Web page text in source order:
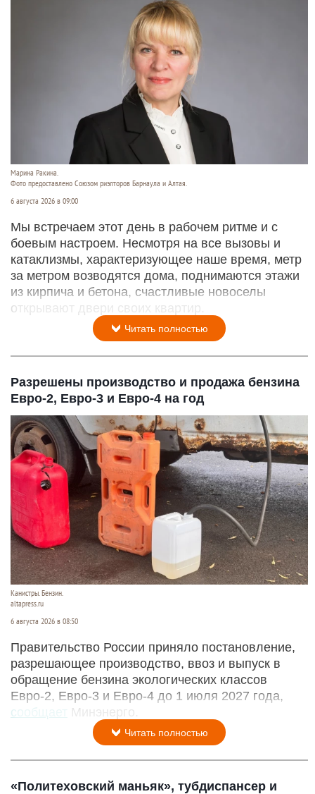
Марина Ракина.
Фото предоставлено Союзом риэлторов Барнаула и Алтая.
6 августа 2026 в 09:00
Мы встречаем этот день в рабочем ритме и с
боевым настроем. Несмотря на все вызовы и
катаклизмы, характеризующее наше время, метр
за метром возводятся дома, поднимаются этажи
из кирпича и бетона, счастливые новоселы
открывают двери своих квартир.
Читать полностью
Разрешены производство и продажа бензина
Евро-2, Евро-3 и Евро-4 на год
Канистры. Бензин.
altapress.ru
6 августа 2026 в 08:50
Правительство России приняло постановление,
разрешающее производство, ввоз и выпуск в
обращение бензина экологических классов
Евро-2, Евро-3 и Евро-4 до 1 июля 2027 года,
сообщает
Минэнерго.
Читать полностью
«Политеховский маньяк», тубдиспансер и